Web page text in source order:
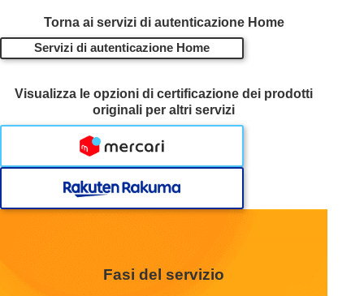
Torna ai servizi di autenticazione Home
Servizi di autenticazione Home
Visualizza le opzioni di certificazione dei prodotti
originali per altri servizi
Fasi del servizio